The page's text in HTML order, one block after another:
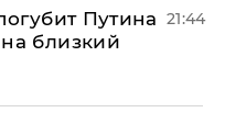
Путина
близкий
21:44